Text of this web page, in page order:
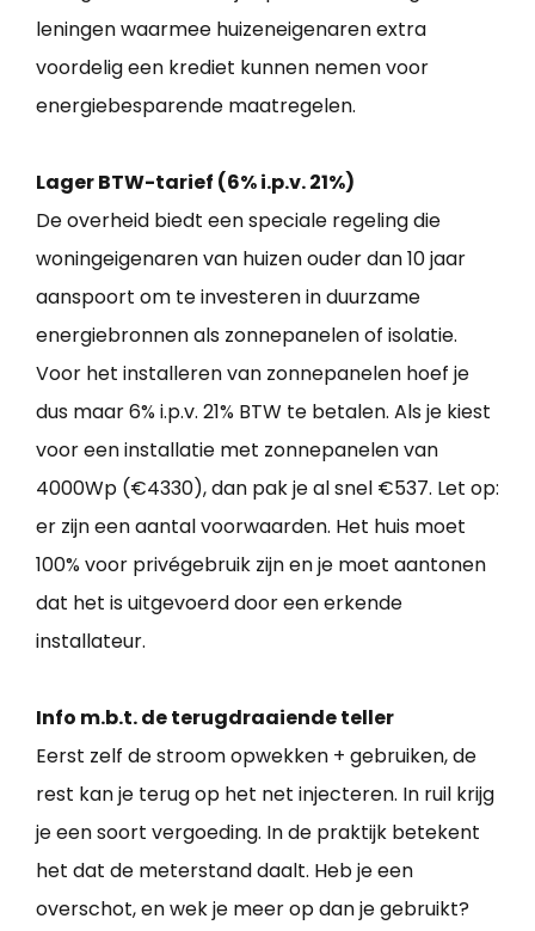
leningen waarmee huizeneigenaren extra
voordelig een krediet kunnen nemen voor
energiebesparende maatregelen.
Lager BTW-tarief (6% i.p.v. 21%)
De overheid biedt een speciale regeling die
woningeigenaren van huizen ouder dan 10 jaar
aanspoort om te investeren in duurzame
energiebronnen als zonnepanelen of isolatie.
Voor het installeren van zonnepanelen hoef je
dus maar 6% i.p.v. 21% BTW te betalen. Als je kiest
voor een installatie met zonnepanelen van
4000Wp (€4330), dan pak je al snel €537. Let op:
er zijn een aantal voorwaarden. Het huis moet
100% voor privégebruik zijn en je moet aantonen
dat het is uitgevoerd door een erkende
installateur.
Info m.b.t. de terugdraaiende teller
Eerst zelf de stroom opwekken + gebruiken, de
rest kan je terug op het net injecteren. In ruil krijg
je een soort vergoeding. In de praktijk betekent
het dat de meterstand daalt. Heb je een
overschot, en wek je meer op dan je gebruikt?